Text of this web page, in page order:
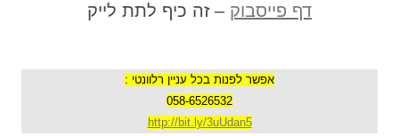
דף פייסבוק – זה כיף לתת לייק
אפשר לפנות בכל עניין רלוונטי :
058-6526532
http://bit.ly/3uUdan5